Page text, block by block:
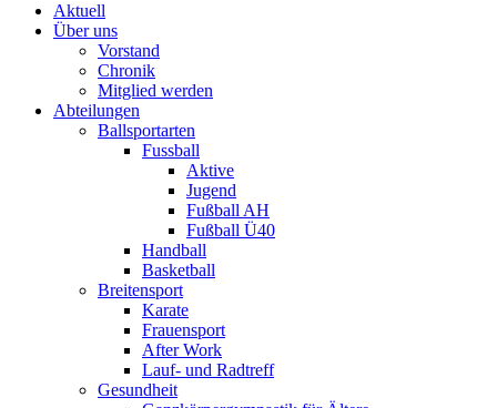
Aktuell
Über uns
Vorstand
Chronik
Mitglied werden
Abteilungen
Ballsportarten
Fussball
Aktive
Jugend
Fußball AH
Fußball Ü40
Handball
Basketball
Breitensport
Karate
Frauensport
After Work
Lauf- und Radtreff
Gesundheit